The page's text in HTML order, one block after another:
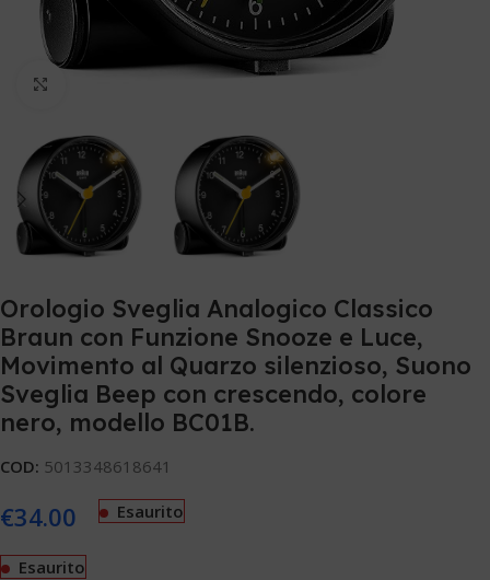
Orologio Sveglia Analogico Classico
Braun con Funzione Snooze e Luce,
Movimento al Quarzo silenzioso, Suono
Sveglia Beep con crescendo, colore
nero, modello BC01B.
COD: 5013348618641
€34.00 Esaurito
Esaurito